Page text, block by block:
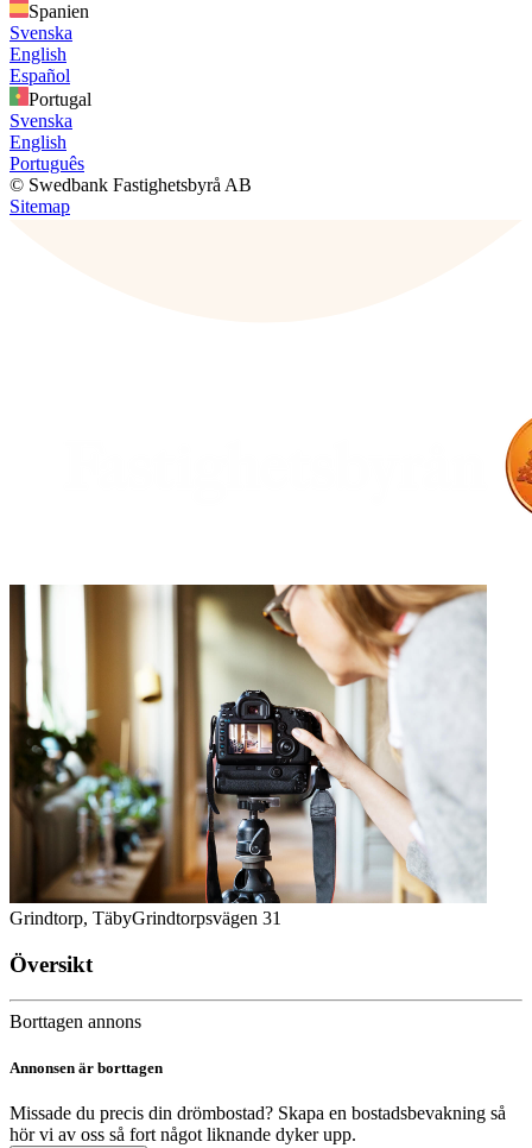
Spanien
Svenska
English
Español
Portugal
Svenska
English
Português
© Swedbank Fastighetsbyrå AB
Sitemap
Grindtorp, TäbyGrindtorpsvägen 31
Översikt
Borttagen annons
Annonsen är borttagen
Missade du precis din drömbostad? Skapa en bostadsbevakning så
hör vi av oss så fort något liknande dyker upp.